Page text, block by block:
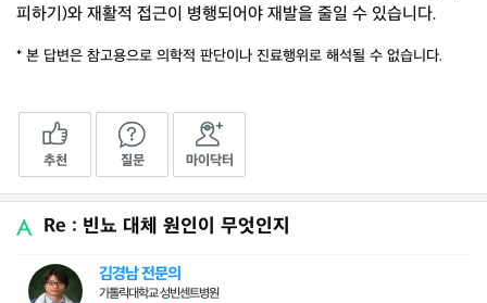
피하기)와 재활적 접근이 병행되어야 재발을 줄일 수 있습니다.
* 본 답변은 참고용으로 의학적 판단이나 진료행위로 해석될 수 없습니다.
추천 질문 마이닥터
Re : 빈뇨 대체 원인이 무엇인지
김경남 전문의
가톨릭대학교 성빈센트병원